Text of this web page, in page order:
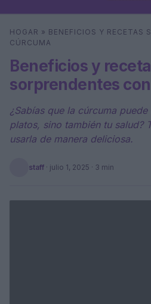
Buscar
HOGAR » BENEFICIOS Y RECETAS
CÚRCUMA
Beneficios y
sorprendentes
¿Sabías que la cúrcuma
platos, sino también tu salud?
usarla de manera deliciosa.
staff · julio 1, 2025 · 3 min